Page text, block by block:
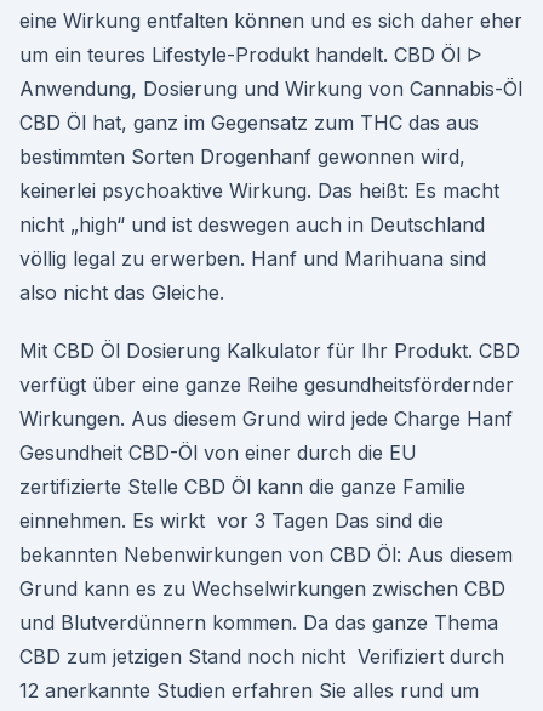
eine Wirkung entfalten können und es sich daher eher
um ein teures Lifestyle-Produkt handelt. CBD Öl ᐅ
Anwendung, Dosierung und Wirkung von Cannabis-Öl
CBD Öl hat, ganz im Gegensatz zum THC das aus
bestimmten Sorten Drogenhanf gewonnen wird,
keinerlei psychoaktive Wirkung. Das heißt: Es macht
nicht „high“ und ist deswegen auch in Deutschland
völlig legal zu erwerben. Hanf und Marihuana sind
also nicht das Gleiche.
Mit CBD Öl Dosierung Kalkulator für Ihr Produkt. CBD
verfügt über eine ganze Reihe gesundheitsfördernder
Wirkungen. Aus diesem Grund wird jede Charge Hanf
Gesundheit CBD-Öl von einer durch die EU
zertifizierte Stelle CBD Öl kann die ganze Familie
einnehmen. Es wirkt vor 3 Tagen Das sind die
bekannten Nebenwirkungen von CBD Öl: Aus diesem
Grund kann es zu Wechselwirkungen zwischen CBD
und Blutverdünnern kommen. Da das ganze Thema
CBD zum jetzigen Stand noch nicht Verifiziert durch
12 anerkannte Studien erfahren Sie alles rund um